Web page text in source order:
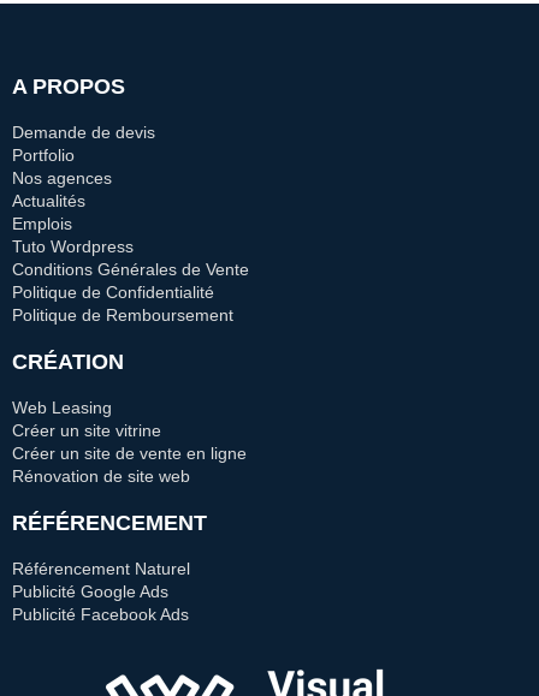
A PROPOS
Demande de devis
Portfolio
Nos agences
Actualités
Emplois
Tuto Wordpress
Conditions Générales de Vente
Politique de Confidentialité
Politique de Remboursement
CRÉATION
Web Leasing
Créer un site vitrine
Créer un site de vente en ligne
Rénovation de site web
RÉFÉRENCEMENT
Référencement Naturel
Publicité Google Ads
Publicité Facebook Ads